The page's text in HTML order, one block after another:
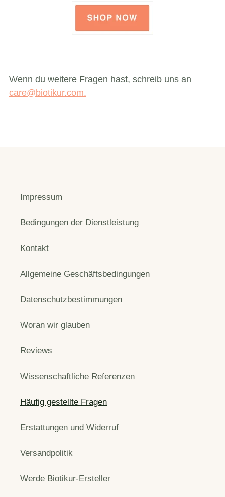
Wenn du weitere Fragen hast, schreib uns an
care@biotikur.com.
Impressum
Bedingungen der Dienstleistung
Kontakt
Allgemeine Geschäftsbedingungen
Datenschutzbestimmungen
Woran wir glauben
Reviews
Wissenschaftliche Referenzen
Häufig gestellte Fragen
Erstattungen und Widerruf
Versandpolitik
Werde Biotikur-Ersteller